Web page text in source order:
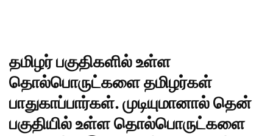
தமிழர் பகுதிகளில் உள்ள
தொல்பொருட்களை தமிழர்கள்
பாதுகாப்பார்கள். முடியுமானால் தென்
பகுதியில் உள்ள தொல்பொருட்களை